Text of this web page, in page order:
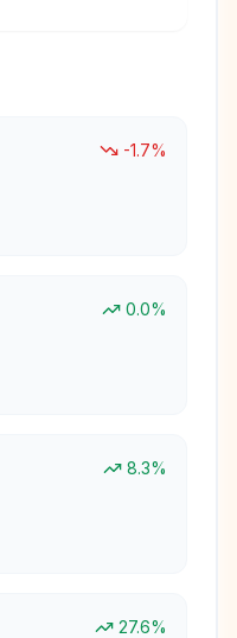
-1.7%
0.0%
8.3%
27.6%